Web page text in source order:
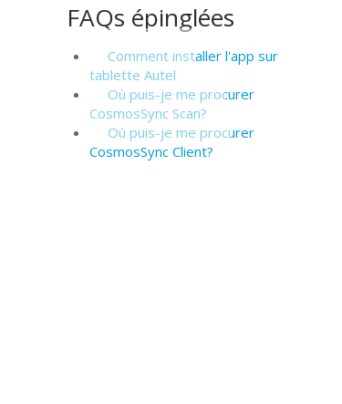
FAQs épinglées
Comment installer l'app sur
tablette Autel
Où puis-je me procurer
CosmosSync Scan?
Où puis-je me procurer
CosmosSync Client?